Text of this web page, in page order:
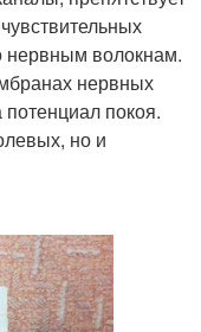
нервным волокнам.
нервных
покоя.
но и